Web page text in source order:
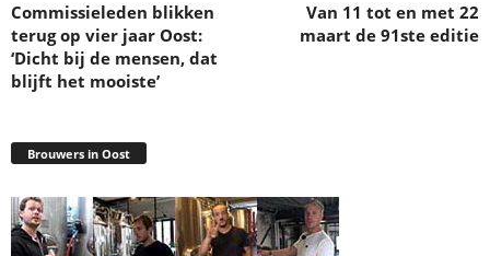
Commissieleden blikken
terug op vier jaar Oost:
‘Dicht bij de mensen, dat
blijft het mooiste’
Van 11 tot en met 22
maart de 91ste editie
Brouwers in Oost